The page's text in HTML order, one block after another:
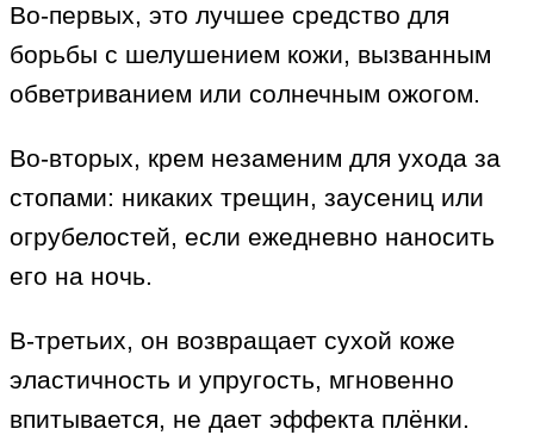
Во‑первых, это лучшее средство для
борьбы с шелушением кожи, вызванным
обветриванием или солнечным ожогом.
Во‑вторых, крем незаменим для ухода за
стопами: никаких трещин, заусениц или
огрубелостей, если ежедневно наносить
его на ночь.
В-третьих, он возвращает сухой коже
эластичность и упругость, мгновенно
впитывается, не дает эффекта плёнки.